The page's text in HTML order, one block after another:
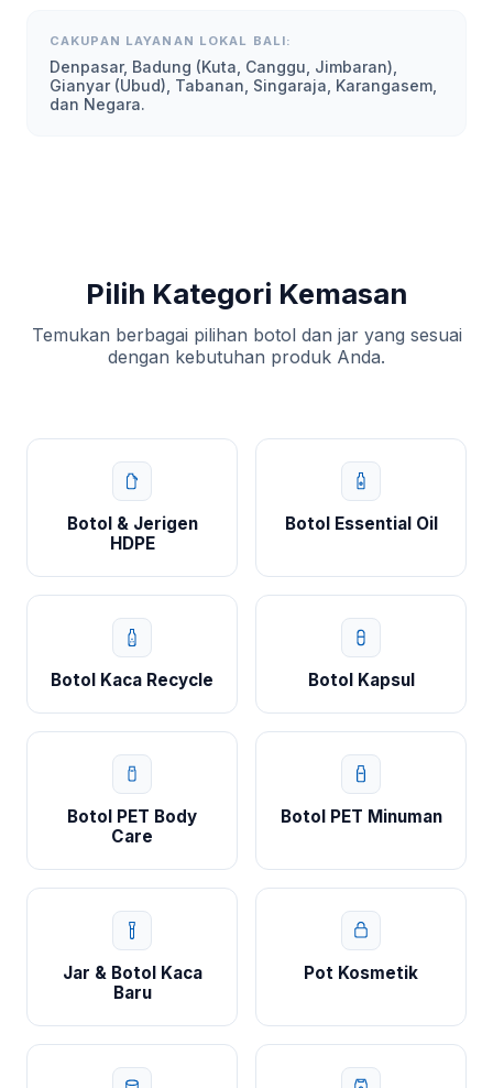
CAKUPAN LAYANAN LOKAL BALI:
Denpasar, Badung (Kuta, Canggu, Jimbaran),
Gianyar (Ubud), Tabanan, Singaraja, Karangasem,
dan Negara.
Pilih Kategori Kemasan
Temukan berbagai pilihan botol dan jar yang sesuai
dengan kebutuhan produk Anda.
Botol & Jerigen
HDPE
Botol Essential Oil
Botol Kaca Recycle Botol Kapsul
Botol PET Body
Care
Botol PET Minuman
Jar & Botol Kaca
Baru
Pot Kosmetik